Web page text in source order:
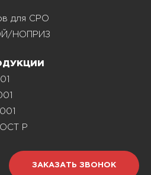
для СРО
НОПРИЗ
Р
ЗАКАЗАТЬ ЗВОНОК